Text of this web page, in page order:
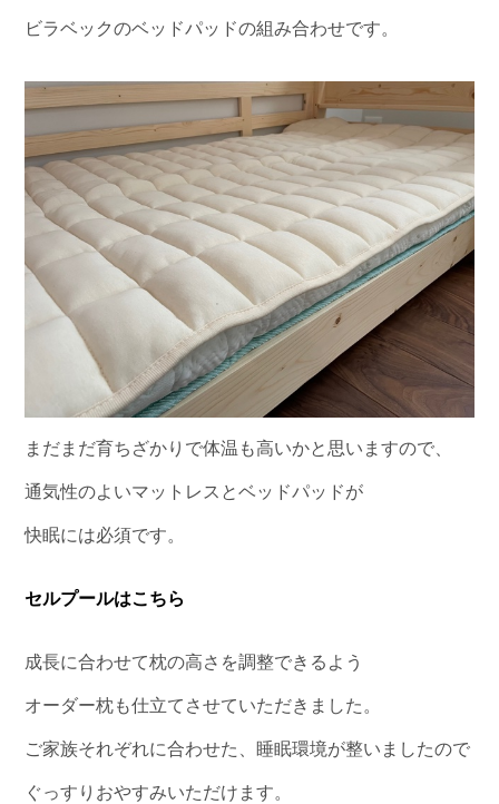
ビラベックのベッドパッドの組み合わせです。
まだまだ育ちざかりで体温も高いかと思いますので、
通気性のよいマットレスとベッドパッドが
快眠には必須です。
セルプールはこちら
成長に合わせて枕の高さを調整できるよう
オーダー枕も仕立てさせていただきました。
ご家族それぞれに合わせた、睡眠環境が整いましたので
ぐっすりおやすみいただけます。